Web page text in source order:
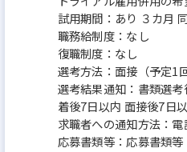
試用期間：あり ３カ月
職務給制度：なし
復職制度：なし
選考方法：面接（予定1
選考結果通知：書類選
着後7日以内 面接後7日
求職者への通知方法：
応募書類等：応募書類等